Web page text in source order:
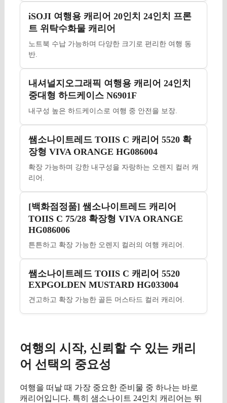
iSOJI 여행용 캐리어 20인치 24인치 프론
트 위탁수화물 캐리어
노트북 수납 가능하며 다양한 크기로 편리한 여행 동
반.
내셔널지오그래픽 여행용 캐리어 24인치
중대형 하드케이스 N6901F
내구성 높은 하드케이스로 여행 중 안전을 보장.
쌤소나이트레드 TOIIS C 캐리어 5520 확
장형 VIVA ORANGE HG086004
확장 가능하며 강한 내구성을 자랑하는 오렌지 컬러 캐
리어.
[백화점정품] 쌤소나이트레드 캐리어
TOIIS C 75/28 확장형 VIVA ORANGE
HG086006
튼튼하고 확장 가능한 오렌지 컬러의 여행 캐리어.
쌤소나이트레드 TOIIS C 캐리어 5520
EXPGOLDEN MUSTARD HG033004
견고하고 확장 가능한 골든 머스타드 컬러 캐리어.
여행의 시작, 신뢰할 수 있는 캐리
어 선택의 중요성
여행을 떠날 때 가장 중요한 준비물 중 하나는 바로
캐리어입니다. 특히 샘소나이트 24인치 캐리어는 뛰